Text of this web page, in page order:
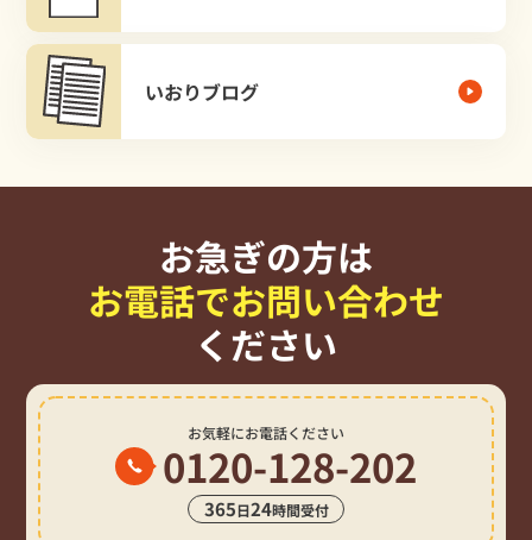
いおりブログ
お急ぎの方は
お電話でお問い合わせ
ください
お気軽にお電話ください
0120-128-202
365日24時間受付